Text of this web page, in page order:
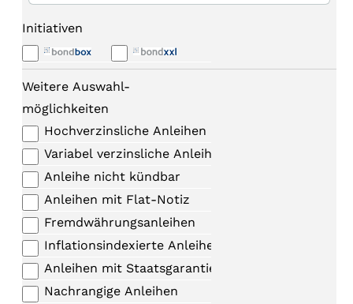
Initiativen
Weitere Auswahl-
möglichkeiten
Hochverzinsliche Anleihen
Variabel verzinsliche Anleihen
Anleihe nicht kündbar
Anleihen mit Flat-Notiz
Fremdwährungsanleihen
Inflationsindexierte Anleihen
Anleihen mit Staatsgarantie
Nachrangige Anleihen